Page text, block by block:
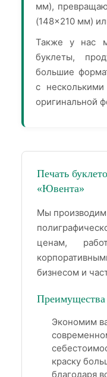
мм),
(148×210 мм)
Также у нас
буклеты,
большие
с
оригинальной
Печать
«Ювента»
Мы
ценам,
бизнесом и
Преимущества
Экономим
краску
благодаря